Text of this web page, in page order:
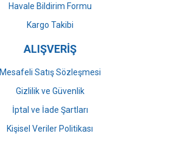
Gönder
Havale Bildirim Formu
Kargo Takibi
ALIŞVERİŞ
Mesafeli Satış Sözleşmesi
Gizlilik ve Güvenlik
İptal ve İade Şartları
Kişisel Veriler Politikası